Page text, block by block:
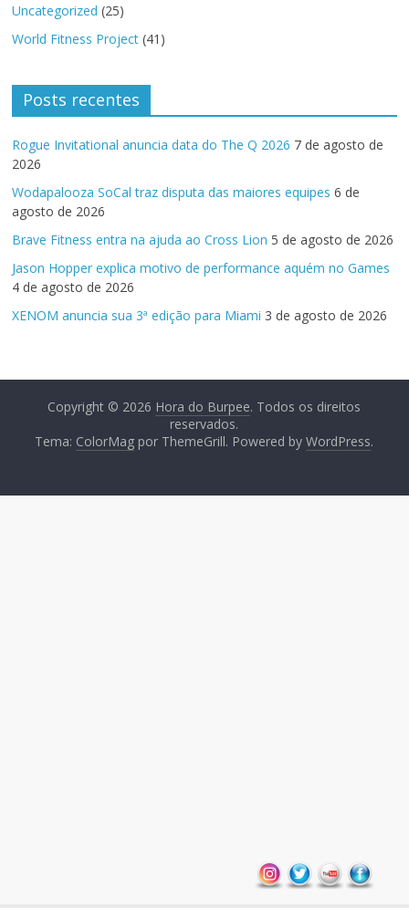
Uncategorized (25)
World Fitness Project (41)
Posts recentes
Rogue Invitational anuncia data do The Q 2026 7 de agosto de
2026
Wodapalooza SoCal traz disputa das maiores equipes 6 de
agosto de 2026
Brave Fitness entra na ajuda ao Cross Lion 5 de agosto de 2026
Jason Hopper explica motivo de performance aquém no Games
4 de agosto de 2026
XENOM anuncia sua 3ª edição para Miami 3 de agosto de 2026
Copyright © 2026 Hora do Burpee. Todos os direitos
reservados.
Tema: ColorMag por ThemeGrill. Powered byWordPress.